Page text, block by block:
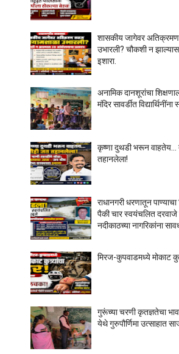
शासकीय जागेवर अतिक्रमण
उभारली? चौकशी न
इशारा.
अनामिक दानशूरांचा
मंदिर सावर्डीत
कृष्णा दुथडी भरून वाहतेय...
तहानलेला!
राधानगरी धरणातून पाण्याचा
पैकी चार स्वयंचलित दरवाजे
नदीकाठच्या नागरिकांना
मिरज-कुपवाडमध्ये मोकाट
गुरूंच्या चरणी कृतज्ञतेचा भाव;
येथे गुरुपौर्णिमा उत्साहात